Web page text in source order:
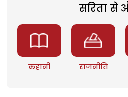
सरिता से
कहानी राजनीति